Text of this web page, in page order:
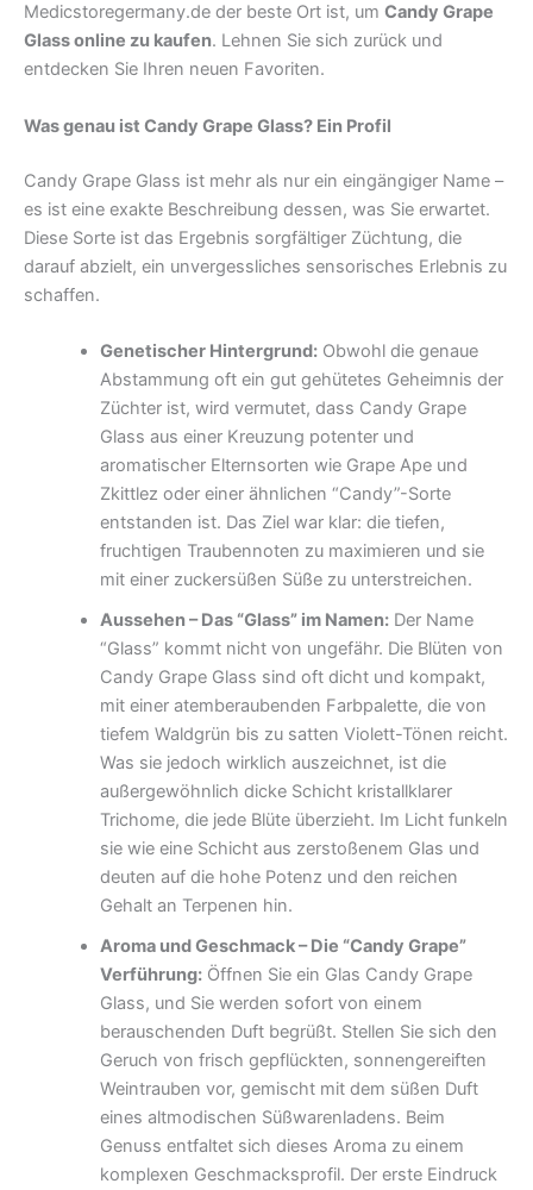
Medicstoregermany.de der beste Ort ist, um Candy Grape
Glass online zu kaufen. Lehnen Sie sich zurück und
entdecken Sie Ihren neuen Favoriten.
Was genau ist Candy Grape Glass? Ein Profil
Candy Grape Glass ist mehr als nur ein eingängiger Name –
es ist eine exakte Beschreibung dessen, was Sie erwartet.
Diese Sorte ist das Ergebnis sorgfältiger Züchtung, die
darauf abzielt, ein unvergessliches sensorisches Erlebnis zu
schaffen.
Genetischer Hintergrund:Obwohl die genaue
Abstammung oft ein gut gehütetes Geheimnis der
Züchter ist, wird vermutet, dass Candy Grape
Glass aus einer Kreuzung potenter und
aromatischer Elternsorten wie Grape Ape und
Zkittlez oder einer ähnlichen “Candy”-Sorte
entstanden ist. Das Ziel war klar: die tiefen,
fruchtigen Traubennoten zu maximieren und sie
mit einer zuckersüßen Süße zu unterstreichen.
Aussehen – Das “Glass” im Namen:Der Name
“Glass” kommt nicht von ungefähr. Die Blüten von
Candy Grape Glass sind oft dicht und kompakt,
mit einer atemberaubenden Farbpalette, die von
tiefem Waldgrün bis zu satten Violett-Tönen reicht.
Was sie jedoch wirklich auszeichnet, ist die
außergewöhnlich dicke Schicht kristallklarer
Trichome, die jede Blüte überzieht. Im Licht funkeln
sie wie eine Schicht aus zerstoßenem Glas und
deuten auf die hohe Potenz und den reichen
Gehalt an Terpenen hin.
Aroma und Geschmack – Die “Candy Grape”
Verführung:Öffnen Sie ein Glas Candy Grape
Glass, und Sie werden sofort von einem
berauschenden Duft begrüßt. Stellen Sie sich den
Geruch von frisch gepflückten, sonnengereiften
Weintrauben vor, gemischt mit dem süßen Duft
eines altmodischen Süßwarenladens. Beim
Genuss entfaltet sich dieses Aroma zu einem
komplexen Geschmacksprofil. Der erste Eindruck